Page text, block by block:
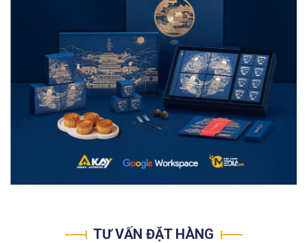
TƯ VẤN ĐẶT HÀNG